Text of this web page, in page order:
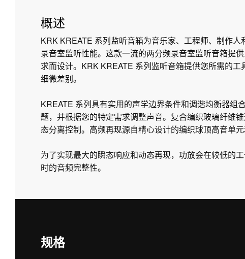
概述
KRK KREATE 系列监听音箱为音乐家、工程师、制作
录音室监听性能。这款一流的两分频录音室监听音箱提
求而设计。KRK KREATE 系列监听音箱提供您所需的
细微差别。
KREATE 系列具有实用的声学边界条件和调谐均衡器组
题，并根据您的特定需求调整声音。复合编织玻璃纤维
态分离控制。高频再现源自精心设计的编织球顶高音单
为了实现最大的瞬态响应和动态再现，功放会在较低的
时的音频完整性。
规格